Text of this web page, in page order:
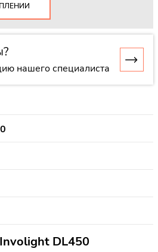
нашего специалиста
DL450